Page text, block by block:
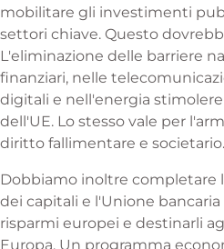
mobilitare gli investimenti
settori chiave. Questo
L'eliminazione delle barriere
finanziari, nelle
digitali e nell'energia
dell'UE. Lo stesso vale per
diritto fallimentare e societario.
Dobbiamo inoltre completare
dei capitali e l'Unione
risparmi europei e destinarli
Europa. Un programma